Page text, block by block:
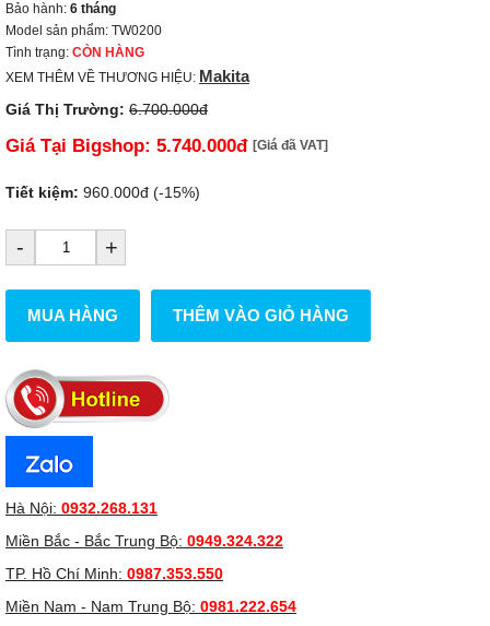
Bảo hành: 6 tháng
Model sản phẩm: TW0200
Tình trạng: CÒN HÀNG
XEM THÊM VỀ THƯƠNG HIỆU: Makita
Giá Thị Trường: 6.700.000đ
Giá Tại Bigshop: 5.740.000đ [Giá đã VAT]
Tiết kiệm: 960.000đ (-15%)
- +
MUA HÀNG THÊM VÀO GIỎ HÀNG
Hà Nội: 0932.268.131
Miền Bắc - Bắc Trung Bộ: 0949.324.322
TP. Hồ Chí Minh: 0987.353.550
Miền Nam - Nam Trung Bộ: 0981.222.654